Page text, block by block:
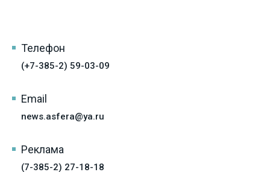
Телефон
(+7-385-2) 59-03-09
Email
news.asfera@ya.ru
Реклама
(7-385-2) 27-18-18